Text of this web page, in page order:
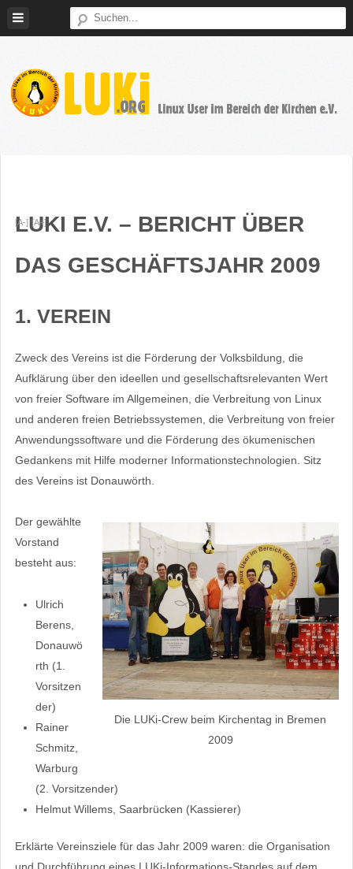
der
Kirchen
[A-] [A+]
LUKI E.V. – BERICHT ÜBER
DAS GESCHÄFTSJAHR 2009
1. VEREIN
Zweck des Vereins ist die Förderung der Volksbildung, die
Aufklärung über den ideellen und gesellschaftsrelevanten Wert
von freier Software im Allgemeinen, die Verbreitung von Linux
und anderen freien Betriebssystemen, die Verbreitung von freier
Anwendungssoftware und die Förderung des ökumenischen
Gedankens mit Hilfe moderner Informationstechnologien. Sitz
des Vereins ist Donauwörth.
Die LUKi-Crew beim Kirchentag in Bremen
2009
Der gewählte
Vorstand
besteht aus:
Ulrich
Berens,
Donauwö
rth (1.
Vorsitzen
der)
Rainer
Schmitz,
Warburg
(2. Vorsitzender)
Helmut Willems, Saarbrücken (Kassierer)
Erklärte Vereinsziele für das Jahr 2009 waren: die Organisation
und Durchführung eines LUKi-Informations-Standes auf dem